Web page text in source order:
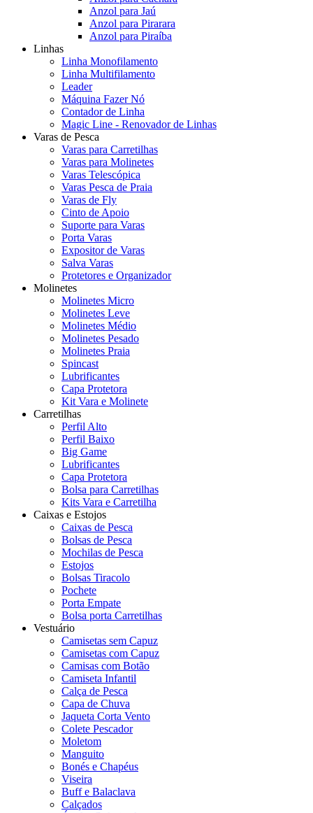
Anzol para Jaú
Anzol para Pirarara
Anzol para Piraíba
Linhas
Linha Monofilamento
Linha Multifilamento
Leader
Máquina Fazer Nó
Contador de Linha
Magic Line - Renovador de Linhas
Varas de Pesca
Varas para Carretilhas
Varas para Molinetes
Varas Telescópica
Varas Pesca de Praia
Varas de Fly
Cinto de Apoio
Suporte para Varas
Porta Varas
Expositor de Varas
Salva Varas
Protetores e Organizador
Molinetes
Molinetes Micro
Molinetes Leve
Molinetes Médio
Molinetes Pesado
Molinetes Praia
Spincast
Lubrificantes
Capa Protetora
Kit Vara e Molinete
Carretilhas
Perfil Alto
Perfil Baixo
Big Game
Lubrificantes
Capa Protetora
Bolsa para Carretilhas
Kits Vara e Carretilha
Caixas e Estojos
Caixas de Pesca
Bolsas de Pesca
Mochilas de Pesca
Estojos
Bolsas Tiracolo
Pochete
Porta Empate
Bolsa porta Carretilhas
Vestuário
Camisetas sem Capuz
Camisetas com Capuz
Camisas com Botão
Camiseta Infantil
Calça de Pesca
Capa de Chuva
Jaqueta Corta Vento
Colete Pescador
Moletom
Manguito
Bonés e Chapéus
Viseira
Buff e Balaclava
Calçados